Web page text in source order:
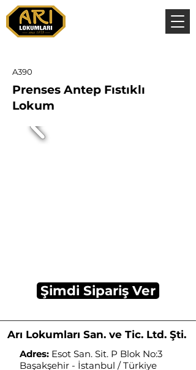
A390
Prenses Antep Fıstıklı
Lokum
Şimdi Sipariş Ver
Arı Lokumları San. ve Tic. Ltd. Şti.
Adres: Esot San. Sit. P Blok No:3
Başakşehir - İstanbul / Türkiye